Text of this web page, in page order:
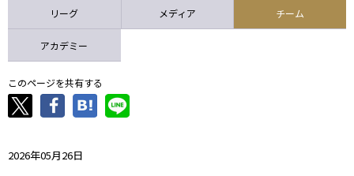
リーグ メディア チーム
アカデミー
このページを共有する
2026年05月26日